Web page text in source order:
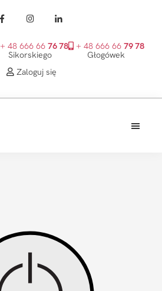
+ 48 666 66 76 78
Sikorskiego
+ 48 666 66 79 78
Głogówek
Zaloguj się